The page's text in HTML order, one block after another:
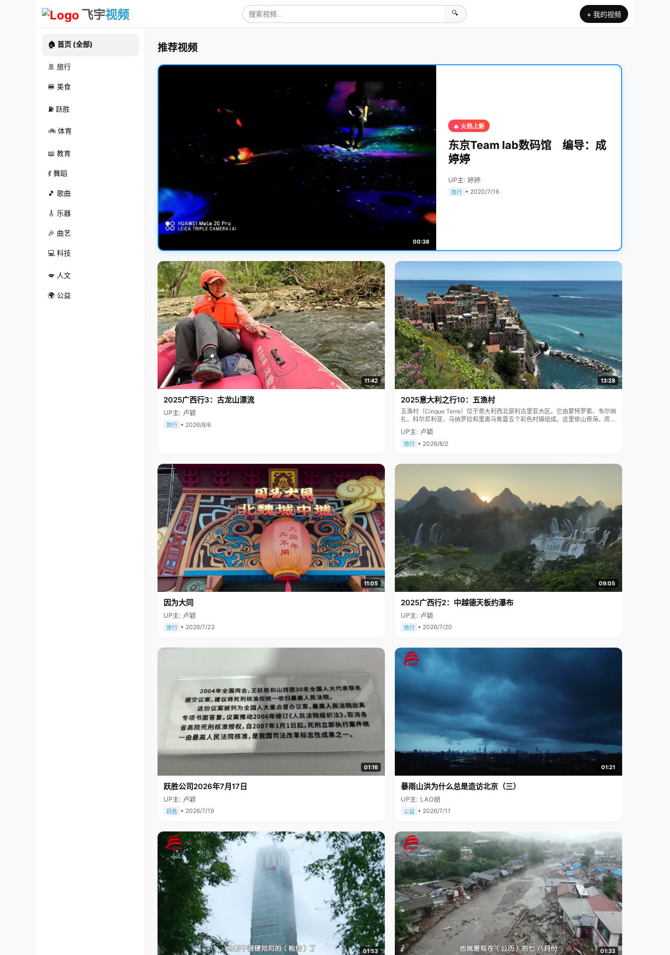
飞宇视频 🔍 + 我的视频
🏠 首页 (全部)
🚢 旅行
🍔 美食
⛽ 跃胜
🚲 体育
📖 教育
💃 舞蹈
🎵 歌曲
🎸 乐器
🎉 曲艺
💻 科技
💋 人文
🌍 公益
推荐视频
00:38
🔥 火热上新
东京Team lab数码馆 编导：成
婷婷
UP主: 婷婷
旅行 • 2020/7/16
11:42
2025广西行3：古龙山漂流
UP主: 卢颖
旅行 • 2026/8/6
13:28
2025意大利之行10：五渔村
五渔村（Cinque Terre）位于意大利西北部利古里亚大区。它由蒙特罗索、韦尔纳
扎、科尔尼利亚、马纳罗拉和里奥马焦雷五个彩色村镇组成。这里依山傍海，房屋
色彩斑斓，1997年被列为世界文化遗产。
UP主: 卢颖
旅行 • 2026/8/2
11:05
因为大同
UP主: 卢颖
旅行 • 2026/7/23
09:05
2025广西行2：中越德天板约瀑布
UP主: 卢颖
旅行 • 2026/7/20
01:16
跃胜公司2026年7月17日
UP主: 卢颖
跃胜 • 2026/7/19
01:21
暴雨山洪为什么总是造访北京（三）
UP主: LAO胡
公益 • 2026/7/11
01:53 01:33